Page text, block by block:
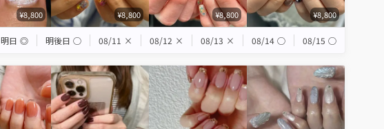
¥8,800 ¥8,800 ¥8,800 ¥8,800
明日 ◎ 明後日 ◯ 08/11 × 08/12 × 08/13 × 08/14 ◯ 08/15 ◯